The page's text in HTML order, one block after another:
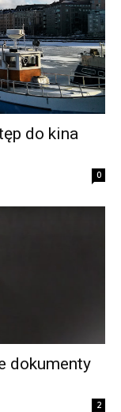
do kina
0
dokumenty
2